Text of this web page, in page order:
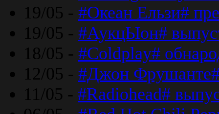
19/05 - #Океан Ельзи#
19/05 - #АукцЫон#
18/05 - #Coldplay#
12/05 - #Джон
11/05 - #Radiohead#